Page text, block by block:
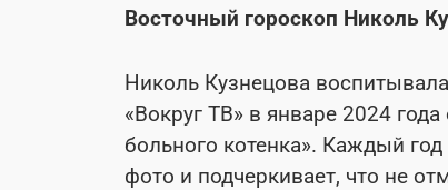
Восточный гороскоп Николь
Николь Кузнецова
«Вокруг ТВ» в январе 2024 года
больного котенка». Каждый
фото и подчеркивает, что не